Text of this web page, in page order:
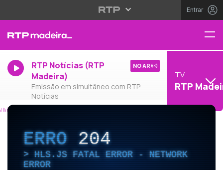
Entrar
RTP Notícias (RTP
Madeira)
Emissão em simultâneo com RTP
Notícias
NO AR
TV
RTP
ERRO204
HLS.JS FATAL ERROR - NETWORK
ERROR